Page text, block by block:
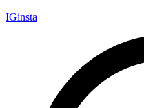
IGinsta